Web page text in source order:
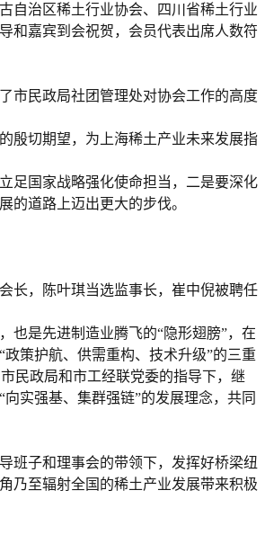
自治区稀土行业协会、四川省稀土行业
和嘉宾到会祝贺，会员代表出席人数符
市民政局社团管理处对协会工作的高度
殷切期望，为上海稀土产业未来发展指
足国家战略强化使命担当，二是要深化
的道路上迈出更大的步伐。
长，陈叶琪当选监事长，崔中倪被聘任
也是先进制造业腾飞的“隐形翅膀”，在
策护航、供需重构、技术升级”的三重
民政局和市工经联党委的指导下，继
实强基、集群强链”的发展理念，共同
班子和理事会的带领下，发挥好桥梁纽
乃至辐射全国的稀土产业发展带来积极